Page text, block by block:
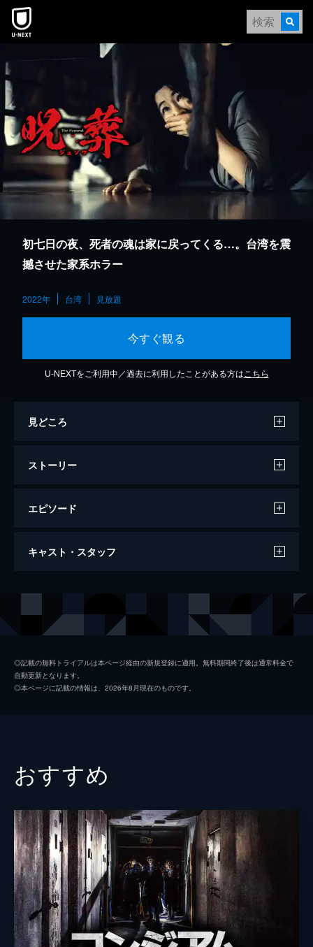
本文へスキップ
初七日の夜、死者の魂は家に戻ってくる…。台湾を震
撼させた家系ホラー
2022年 台湾 見放題
今すぐ観る
U-NEXTをご利用中／過去に利用したことがある方は こちら
見どころ
ストーリー
エピソード
呪葬
キャスト・スタッフ
チェン・イーウェン
◎記載の無料トライアルは本ページ経由の新規登録に適用。無料期間終了後は通常料金で
自動更新となります。
◎本ページに記載の情報は、2026年8月現在のものです。
おすすめ